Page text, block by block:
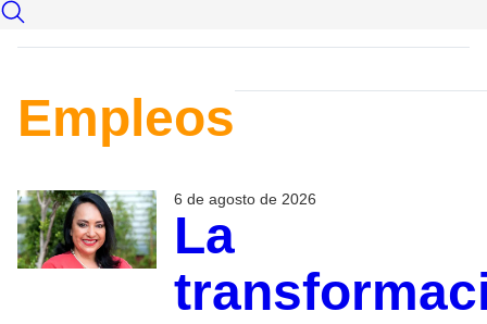
Empleos
6 de agosto de 2026
La